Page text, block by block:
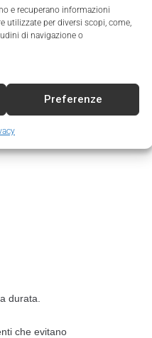
e recuperano informazioni
utilizzate per diversi scopi, come,
di navigazione o
Preferenze
e
durata.
che evitano